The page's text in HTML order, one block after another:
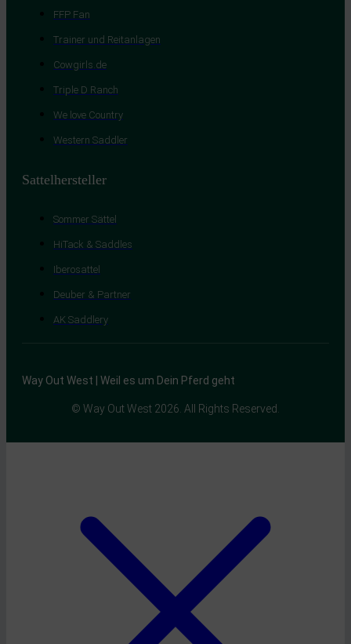
FFP Fan
Trainer und Reitanlagen
Cowgirls.de
Triple D Ranch
We love Country
Western Saddler
Sattelhersteller
Sommer Sättel
HiTack & Saddles
Iberosattel
Deuber & Partner
AK Saddlery
Way Out West | Weil es um Dein Pferd geht
© Way Out West 2026. All Rights Reserved.